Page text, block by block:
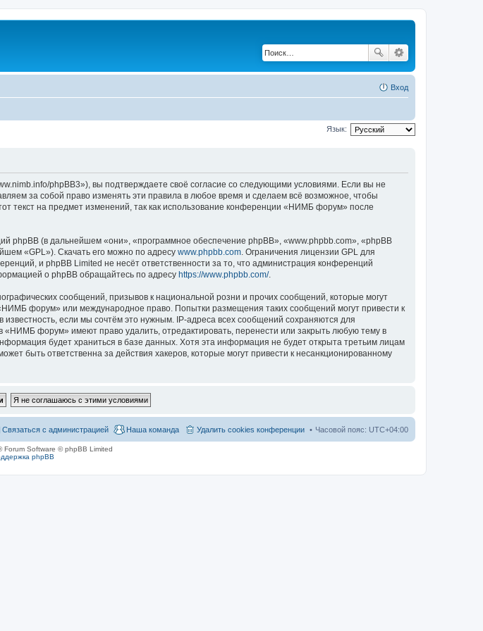
Вход
Язык:
phpBB3»), вы подтверждаете своё согласие со следующими условиями. Если вы не
за собой право изменять эти правила в любое время и сделаем всё возможное, чтобы
текст на предмет изменений, так как использование конференции «НИМБ форум» после
(в дальнейшем «они», «программное обеспечение phpBB», «www.phpbb.com», «phpBB
«GPL»). Скачать его можно по адресу www.phpbb.com . Ограничения лицензии GPL для
и phpBB Limited не несёт ответственности за то, что администрация конференций
о phpBB обращайтесь по адресу https://www.phpbb.com/.
сообщений, призывов к национальной розни и прочих сообщений, которые могут
форум» или международное право. Попытки размещения таких сообщений могут привести к
если мы сочтём это нужным. IP-адреса всех сообщений сохраняются для
форум» имеют право удалить, отредактировать, перенести или закрыть любую тему в
будет храниться в базе данных. Хотя эта информация не будет открыта третьим лицам
быть ответственна за действия хакеров, которые могут привести к несанкционированному
Часовой пояс: UTC+04:00
Удалить cookies конференции
Наша команда
Связаться с администрацией
Forum Software © phpBB Limited
phpBB